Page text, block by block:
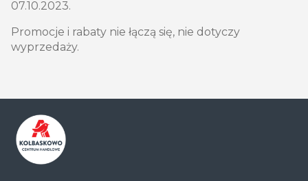
07.10.2023.
Promocje i rabaty nie łączą się, nie dotyczy
wyprzedaży.